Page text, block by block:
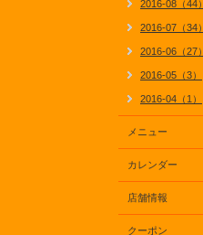
2016-08（44）
2016-07（34）
2016-06（27）
2016-05（3）
2016-04（1）
メニュー
カレンダー
店舗情報
クーポン